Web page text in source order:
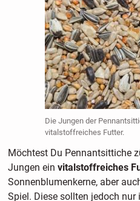
Die Jungen der
vitalstoffreiches Futter.
Möchtest Du Pennantsittiche
Jungen ein vitalstoffreiches
Sonnenblumenkerne, aber
Spiel. Diese sollten jedoch nur